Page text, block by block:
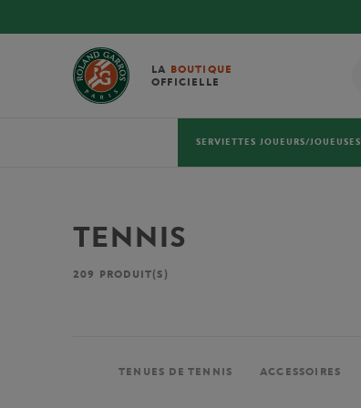
LA BOUTIQUE
OFFICIELLE
SERVIETTES JOUEURS/JOUEUSES
TENNIS
209 PRODUIT(S)
TENUES DE TENNIS ACCESSOIRES